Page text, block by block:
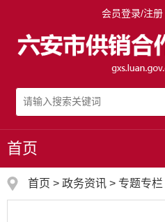
会员登录/注册
首页
首页 > 政务资讯 > 专题专栏